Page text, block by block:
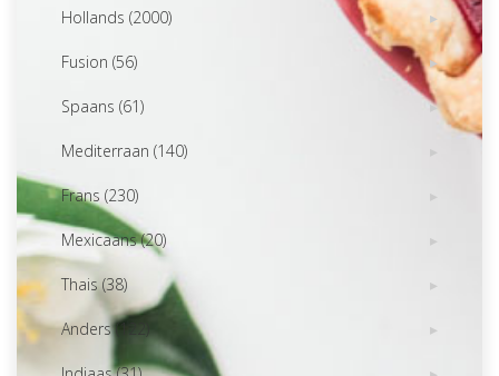
Hollands (2000)
Fusion (56)
Spaans (61)
Mediterraan (140)
Frans (230)
Mexicaans (20)
Thais (38)
Anders (122)